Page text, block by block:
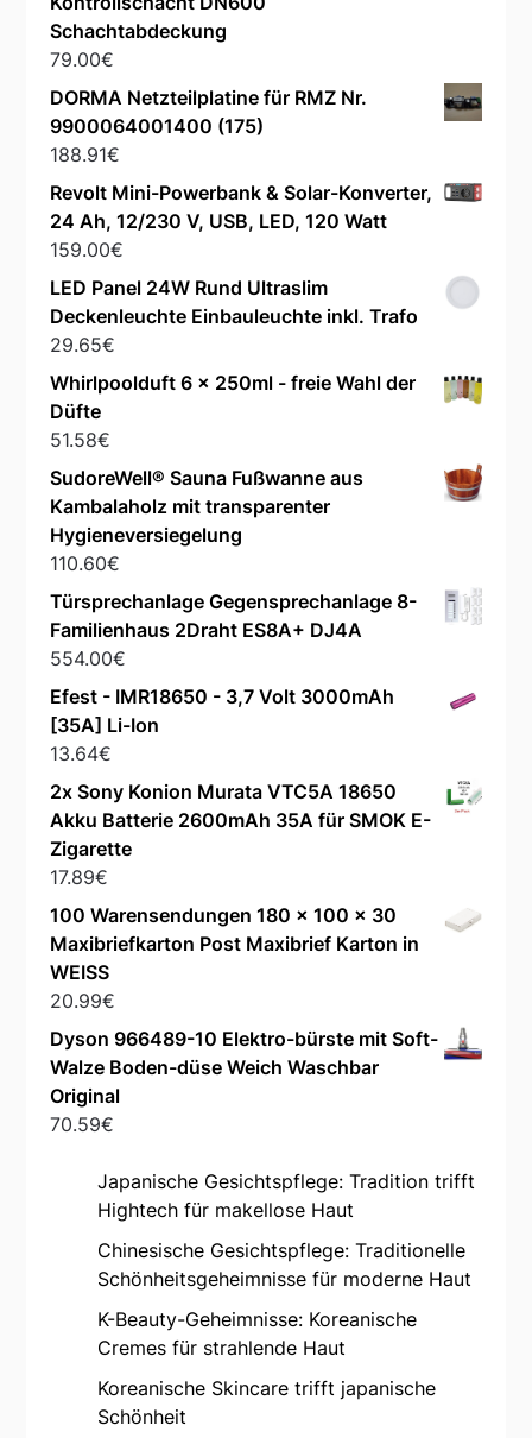
Schachtabdeckung
79.00€
DORMA Netzteilplatine für RMZ Nr.
9900064001400 (175)
188.91€
Revolt Mini-Powerbank & Solar-Konverter,
24 Ah, 12/230 V, USB, LED, 120 Watt
159.00€
LED Panel 24W Rund Ultraslim
Deckenleuchte Einbauleuchte inkl. Trafo
29.65€
Whirlpoolduft 6 x 250ml - freie Wahl der
Düfte
51.58€
SudoreWell® Sauna Fußwanne aus
Kambalaholz mit transparenter
Hygieneversiegelung
110.60€
Türsprechanlage Gegensprechanlage 8-
Familienhaus 2Draht ES8A+ DJ4A
554.00€
Efest - IMR18650 - 3,7 Volt 3000mAh
[35A] Li-Ion
13.64€
2x Sony Konion Murata VTC5A 18650
Akku Batterie 2600mAh 35A für SMOK E-
Zigarette
17.89€
100 Warensendungen 180 x 100 x 30
Maxibriefkarton Post Maxibrief Karton in
WEISS
20.99€
Dyson 966489-10 Elektro-bürste mit Soft-
Walze Boden-düse Weich Waschbar
Original
70.59€
Japanische Gesichtspflege: Tradition trifft
Hightech für makellose Haut
Chinesische Gesichtspflege: Traditionelle
Schönheitsgeheimnisse für moderne Haut
K-Beauty-Geheimnisse: Koreanische
Cremes für strahlende Haut
Koreanische Skincare trifft japanische
Schönheit